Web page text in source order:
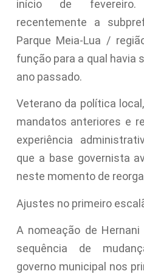
início de fevereiro.
recentemente a
Parque Meia-Lua /
função para a qual havia
ano passado.
Veterano da política
mandatos anteriores e
experiência
que a base governista
neste momento de
Ajustes no primeiro
A nomeação de
sequência de
governo municipal nos